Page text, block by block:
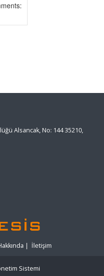
Alsancak, No: 144 35210,
| İletişim
Sistemi